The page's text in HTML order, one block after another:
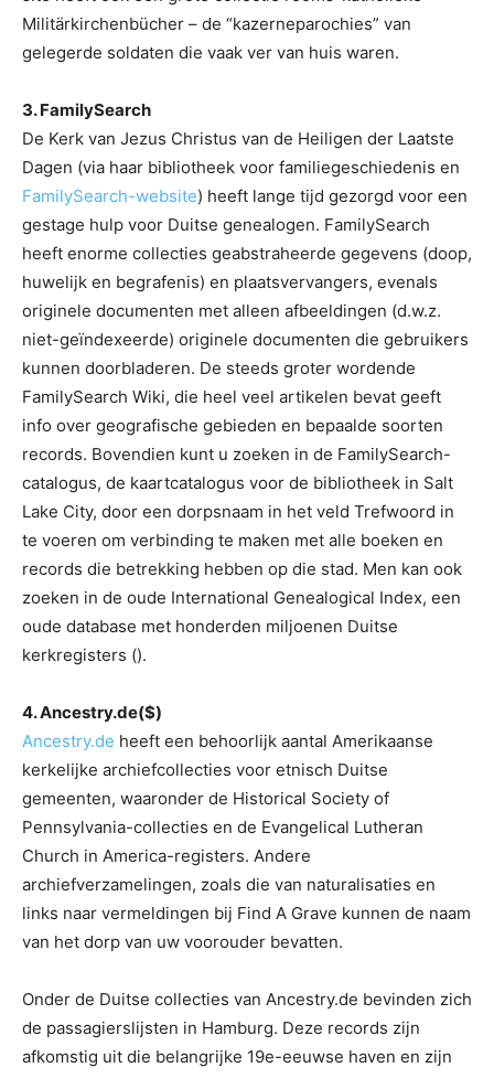
Militärkirchenbücher – de “kazerneparochies” van
gelegerde soldaten die vaak ver van huis waren.
3. FamilySearch
De Kerk van Jezus Christus van de Heiligen der Laatste
Dagen (via haar bibliotheek voor familiegeschiedenis en
FamilySearch-website) heeft lange tijd gezorgd voor een
gestage hulp voor Duitse genealogen. FamilySearch
heeft enorme collecties geabstraheerde gegevens (doop,
huwelijk en begrafenis) en plaatsvervangers, evenals
originele documenten met alleen afbeeldingen (d.w.z.
niet-geïndexeerde) originele documenten die gebruikers
kunnen doorbladeren. De steeds groter wordende
FamilySearch Wiki, die heel veel artikelen bevat geeft
info over geografische gebieden en bepaalde soorten
records. Bovendien kunt u zoeken in de FamilySearch-
catalogus, de kaartcatalogus voor de bibliotheek in Salt
Lake City, door een dorpsnaam in het veld Trefwoord in
te voeren om verbinding te maken met alle boeken en
records die betrekking hebben op die stad. Men kan ook
zoeken in de oude International Genealogical Index, een
oude database met honderden miljoenen Duitse
kerkregisters ().
4. Ancestry.de($)
Ancestry.de heeft een behoorlijk aantal Amerikaanse
kerkelijke archiefcollecties voor etnisch Duitse
gemeenten, waaronder de Historical Society of
Pennsylvania-collecties en de Evangelical Lutheran
Church in America-registers. Andere
archiefverzamelingen, zoals die van naturalisaties en
links naar vermeldingen bij Find A Grave kunnen de naam
van het dorp van uw voorouder bevatten.
Onder de Duitse collecties van Ancestry.de bevinden zich
de passagierslijsten in Hamburg. Deze records zijn
afkomstig uit die belangrijke 19e-eeuwse haven en zijn